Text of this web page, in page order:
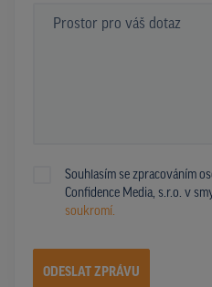
Souhlasím se zpracováním
Confidence Media, s.r.o. v
soukromí.
ODESLAT ZPRÁVU